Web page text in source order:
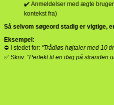
✔️ Anmeldelser med ægte
kontekst fra)
Så selvom søgeord stadig er vigtige,
Eksempel:
⛔ I stedet for: “Trådløs højtaler med 10
✅ Skriv: “Perfekt til en dag på stranden